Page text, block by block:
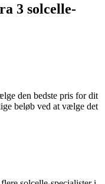
3 solcelle-
den bedste pris for dit
beløb ved at vælge det